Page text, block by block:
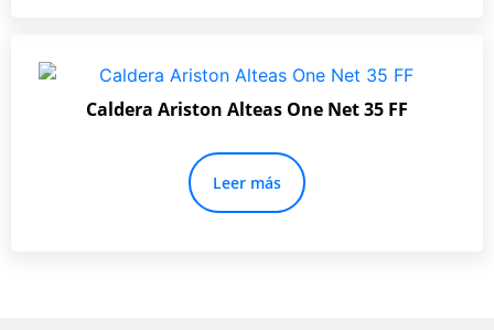
Caldera Ariston Alteas One Net 35 FF
Leer más